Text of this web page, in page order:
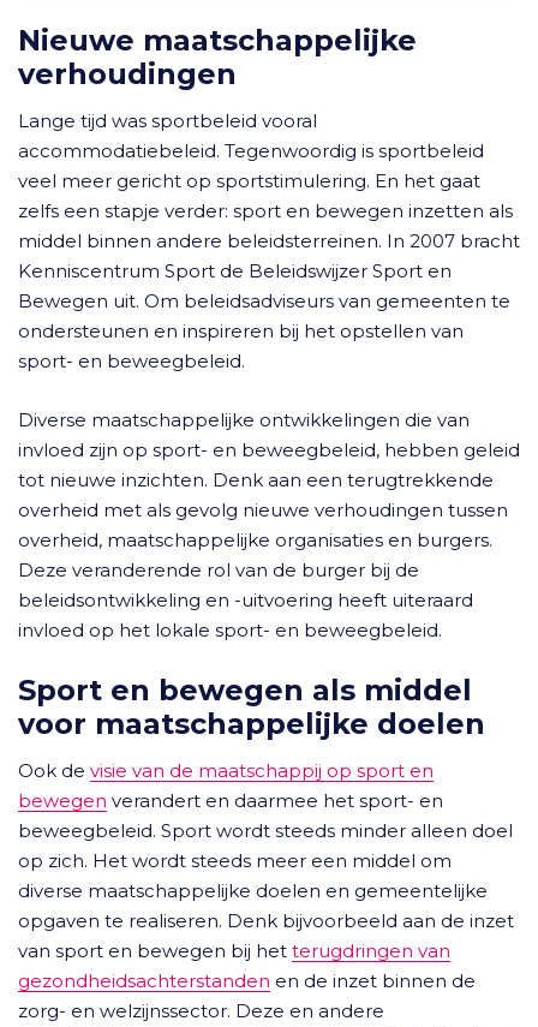
Nieuwe maatschappelijke
verhoudingen
Lange tijd was sportbeleid vooral
accommodatiebeleid. Tegenwoordig is sportbeleid
veel meer gericht op sportstimulering. En het gaat
zelfs een stapje verder: sport en bewegen inzetten als
middel binnen andere beleidsterreinen. In 2007 bracht
Kenniscentrum Sport de Beleidswijzer Sport en
Bewegen uit. Om beleidsadviseurs van gemeenten te
ondersteunen en inspireren bij het opstellen van
sport- en beweegbeleid.
Diverse maatschappelijke ontwikkelingen die van
invloed zijn op sport- en beweegbeleid, hebben geleid
tot nieuwe inzichten. Denk aan een terugtrekkende
overheid met als gevolg nieuwe verhoudingen tussen
overheid, maatschappelijke organisaties en burgers.
Deze veranderende rol van de burger bij de
beleidsontwikkeling en -uitvoering heeft uiteraard
invloed op het lokale sport- en beweegbeleid.
Sport en bewegen als middel
voor maatschappelijke doelen
Ook de visie van de maatschappij op sport en
bewegen verandert en daarmee het sport- en
beweegbeleid. Sport wordt steeds minder alleen doel
op zich. Het wordt steeds meer een middel om
diverse maatschappelijke doelen en gemeentelijke
opgaven te realiseren. Denk bijvoorbeeld aan de inzet
van sport en bewegen bij het terugdringen van
gezondheidsachterstanden en de inzet binnen de
zorg- en welzijnssector. Deze en andere